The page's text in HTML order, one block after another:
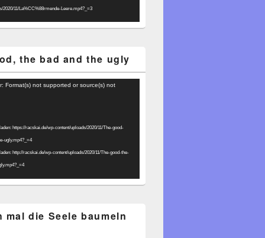
2020/11/La%CC%88rmende-Leere.mp4?_=3
the bad and the ugly
Format(s) not supported or source(s) not
https://racskai.de/wp-content/uploads/2020/11/The-good-
ugly.mp4?_=4
http://racskai.de/wp-content/uploads/2020/11/The-good-the-
mal die Seele baumeln